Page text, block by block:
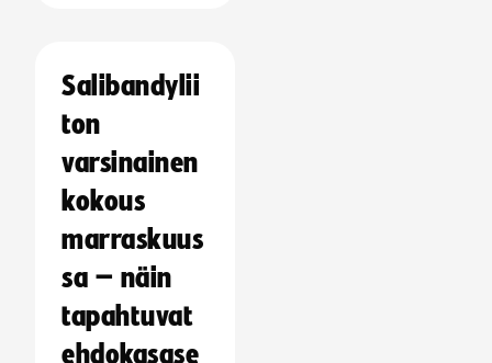
Salibandylii
ton
varsinainen
kokous
marraskuus
sa – näin
tapahtuvat
ehdokasase